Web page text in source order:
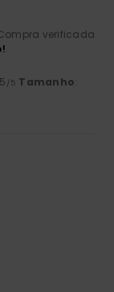
verificada
/5 Tamanho: